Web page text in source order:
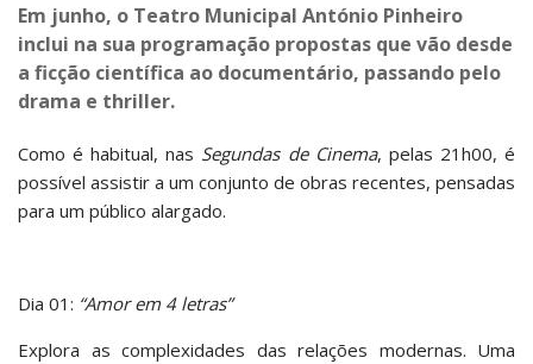
Em junho, o Teatro Municipal António Pinheiro
inclui na sua programação propostas que vão desde
a ficção científica ao documentário, passando pelo
drama e thriller.
Como é habitual, nas Segundas de Cinema, pelas 21h00, é
possível assistir a um conjunto de obras recentes, pensadas
para um público alargado.
Dia 01: “Amor em 4 letras”
Explora as complexidades das relações modernas. Uma